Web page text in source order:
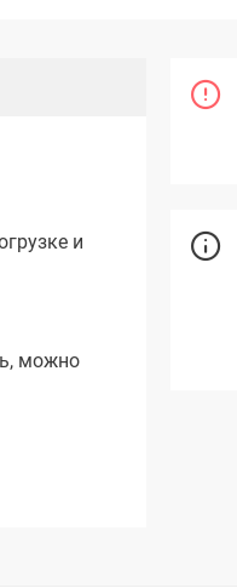
и
можно